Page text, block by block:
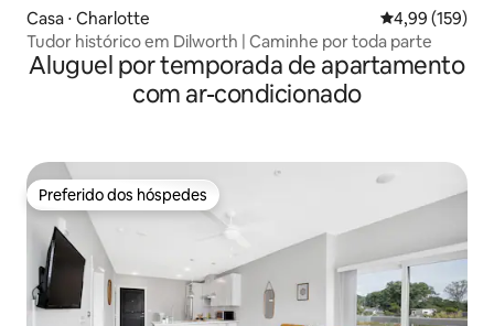
Casa ⋅ Charlotte 4,99 de uma
4,99 (159)
Tudor histórico em Dilworth | Caminhe por toda parte
Aluguel por temporada de apartamento
com ar-condicionado
Preferido dos hóspedes
Preferido dos hóspedes